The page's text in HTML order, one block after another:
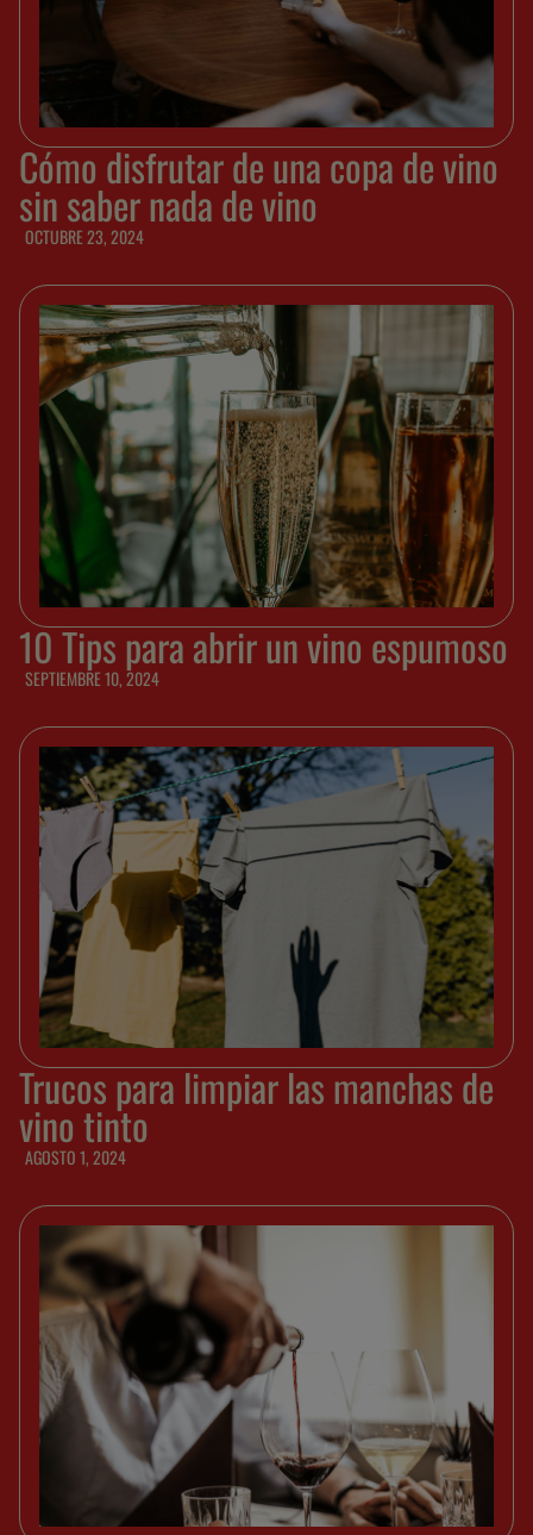
Cómo disfrutar de una copa de vino
sin saber nada de vino
OCTUBRE 23, 2024
10 Tips para abrir un vino espumoso
SEPTIEMBRE 10, 2024
Trucos para limpiar las manchas de
vino tinto
AGOSTO 1, 2024